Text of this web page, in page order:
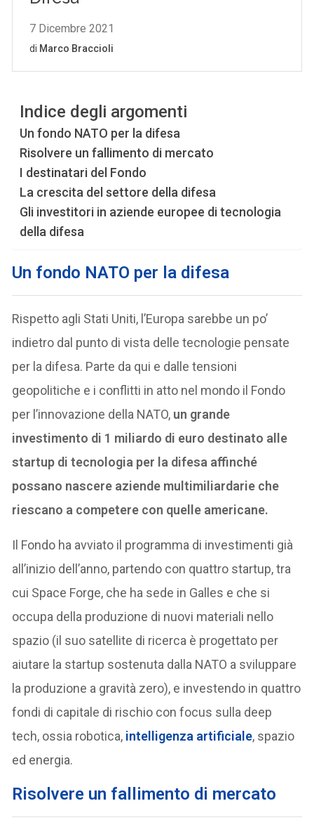
Indice degli argomenti
Un fondo NATO per la difesa
Risolvere un fallimento di mercato
I destinatari del Fondo
La crescita del settore della difesa
Gli investitori in aziende europee di tecnologia
della difesa
Un fondo NATO per la difesa
Rispetto agli Stati Uniti, l’Europa sarebbe un po’
indietro dal punto di vista delle tecnologie pensate
per la difesa. Parte da qui e dalle tensioni
geopolitiche e i conflitti in atto nel mondo il Fondo
per l’innovazione della NATO, un grande
investimento di 1 miliardo di euro destinato alle
startup di tecnologia per la difesa affinché
possano nascere aziende multimiliardarie che
riescano a competere con quelle americane.
Il Fondo ha avviato il programma di investimenti già
all’inizio dell’anno, partendo con quattro startup, tra
cui Space Forge, che ha sede in Galles e che si
occupa della produzione di nuovi materiali nello
spazio (il suo satellite di ricerca è progettato per
aiutare la startup sostenuta dalla NATO a sviluppare
la produzione a gravità zero), e investendo in quattro
fondi di capitale di rischio con focus sulla deep
tech, ossia robotica, intelligenza artificiale, spazio
ed energia.
Risolvere un fallimento di mercato